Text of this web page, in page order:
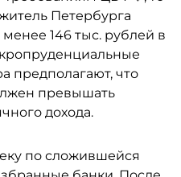
Петербурга
146 тыс. рублей в
предполагают, что
превышать
дохода.
по сложившейся